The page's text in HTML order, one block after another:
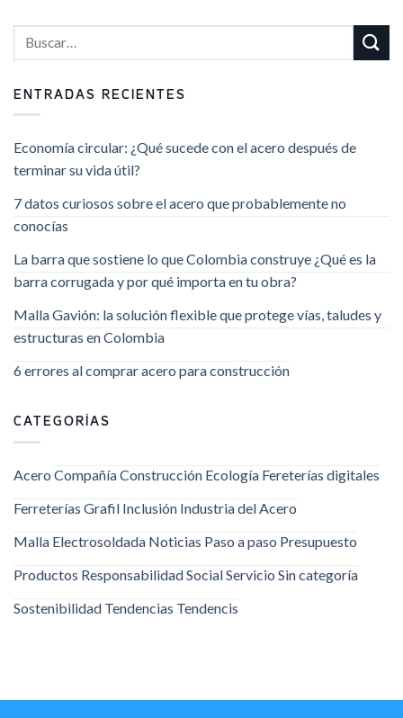
ENTRADAS RECIENTES
Economía circular: ¿Qué sucede con el acero después de
terminar su vida útil?
7 datos curiosos sobre el acero que probablemente no
conocías
La barra que sostiene lo que Colombia construye ¿Qué es la
barra corrugada y por qué importa en tu obra?
Malla Gavión: la solución flexible que protege vías, taludes y
estructuras en Colombia
6 errores al comprar acero para construcción
CATEGORÍAS
Acero CompañíaConstrucción Ecología Fereterías digitales
Ferreterías Grafil Inclusión Industria del Acero
Malla Electrosoldada Noticias Paso a paso Presupuesto
Productos Responsabilidad SocialServicio Sin categoría
Sostenibilidad Tendencias Tendencis